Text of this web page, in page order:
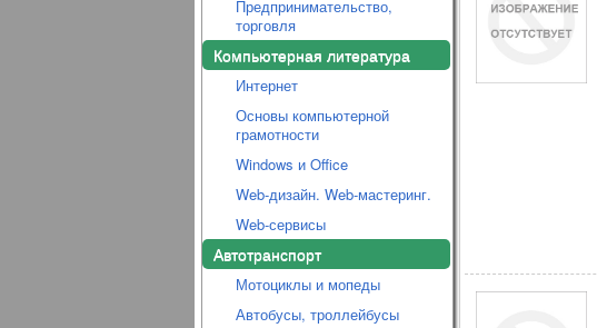
Предпринимательство,
торговля
Компьютерная литература
Интернет
Основы компьютерной
грамотности
Windows и Office
Web-дизайн. Web-мастеринг.
Web-сервисы
Автотранспорт
Мотоциклы и мопеды
Автобусы, троллейбусы